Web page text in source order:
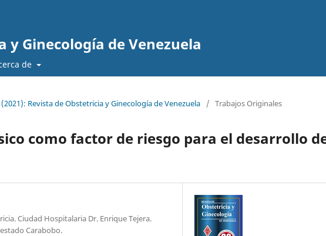
y Ginecología de Venezuela
de
Revista de Obstetricia y Ginecología de Venezuela / Trabajos Originales
como factor de riesgo para el desarrollo
Ciudad Hospitalaria Dr. Enrique Tejera.
Carabobo.